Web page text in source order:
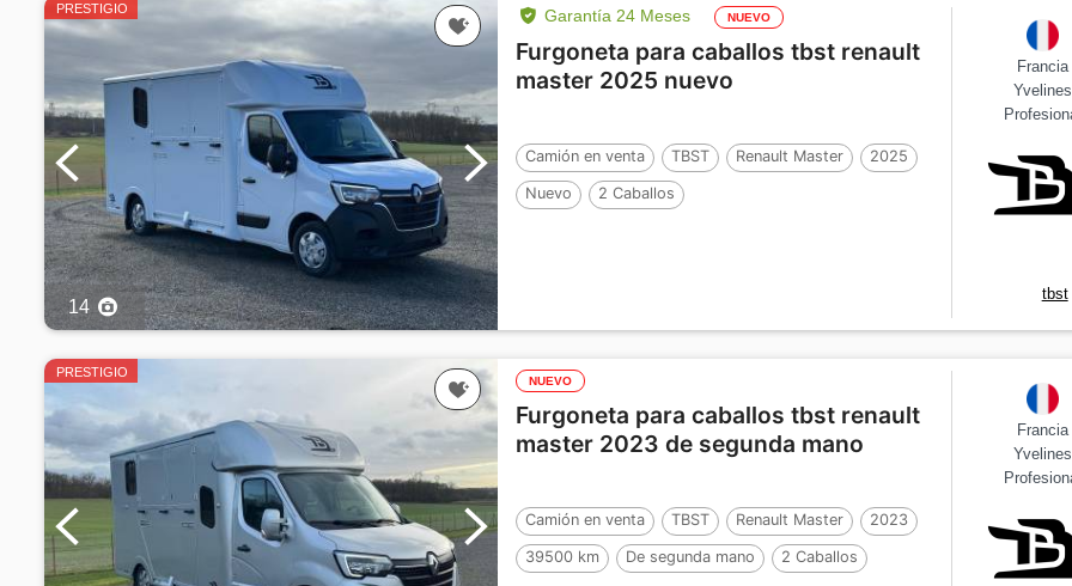
PRESTIGIO
14
Garantía 24 Meses NUEVO
Furgoneta para caballos tbst renault
master 2025 nuevo
Camión en venta TBST Renault Master 2025
Nuevo 2 Caballos
Francia
Yvelines
tbst
PRESTIGIO
NUEVO
Furgoneta para caballos tbst renault
master 2023 de segunda mano
Camión en venta TBST Renault Master 2023
39500 km De segunda mano 2 Caballos
Francia
Yvelines